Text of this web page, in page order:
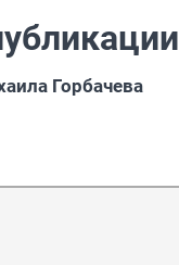
Горбачева